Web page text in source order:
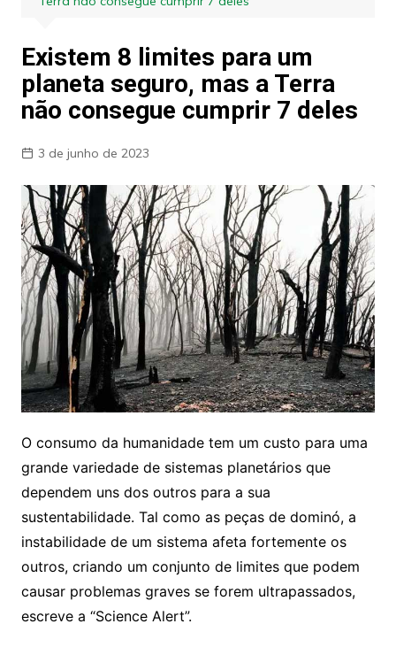
Existem 8 limites para um
planeta seguro, mas a Terra
não consegue cumprir 7 deles
3 de junho de 2023
O consumo da humanidade tem um custo para uma
grande variedade de sistemas planetários que
dependem uns dos outros para a sua
sustentabilidade. Tal como as peças de dominó, a
instabilidade de um sistema afeta fortemente os
outros, criando um conjunto de limites que podem
causar problemas graves se forem ultrapassados,
escreve a “Science Alert”.